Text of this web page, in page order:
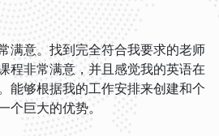
满意。找到完全符合我要求的老师
程非常满意，并且感觉我的英语在
能够根据我的工作安排来创建和个
个巨大的优势。